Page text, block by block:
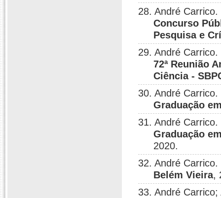
28. André Carrico.
Concurso
Pesquisa e
29. André Carrico.
72ª Reunião
Ciência -
30. André Carrico.
Graduação
31. André Carrico.
Graduação
2020.
32. André Carrico.
Belém Vieira,
33. André